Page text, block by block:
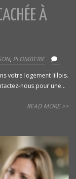
À
, PLOMBERIE
votre logement lillois.
nous pour une...
READ MORE >>